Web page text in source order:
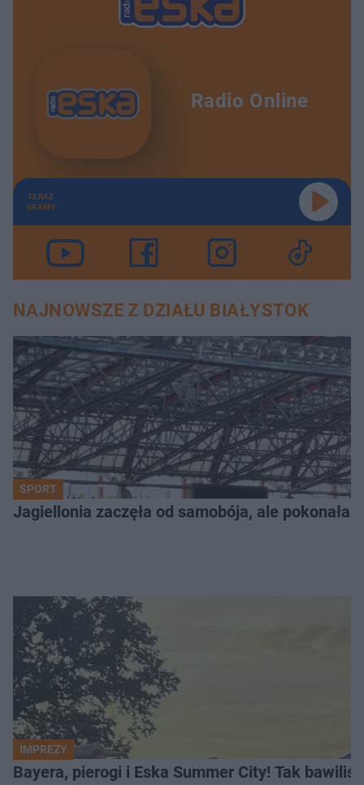
Radio Online
TERAZ
GRAMY
NAJNOWSZE Z DZIAŁU BIAŁYSTOK
SPORT
Jagiellonia zaczęła od samobója, ale pokonała
IMPREZY
Bayera, pierogi i Eska Summer City! Tak